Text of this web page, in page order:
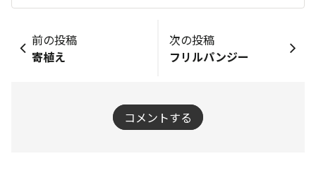
前の投稿
寄植え
次の投稿
フリルパンジー
コメントする